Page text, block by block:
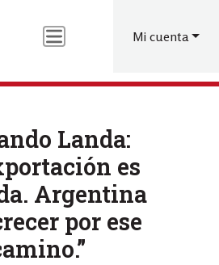
al
contenido
de
de
Mi cuenta
Landa:
es
Argentina
por ese